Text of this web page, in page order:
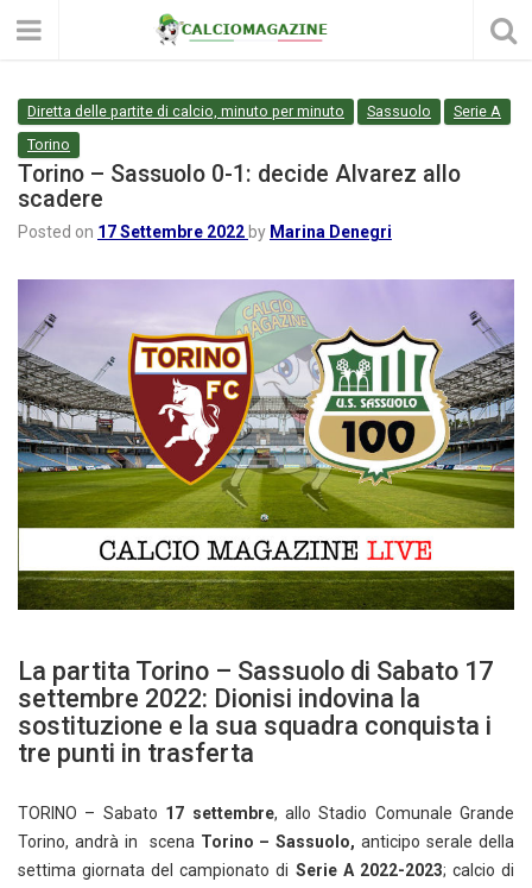
Diretta delle partite di calcio, minuto per minuto Sassuolo
Serie A
Torino
Torino – Sassuolo 0-1: decide Alvarez allo
scadere
Posted on 17 Settembre 2022 by Marina Denegri
La partita Torino – Sassuolo di Sabato 17
settembre 2022: Dionisi indovina la
sostituzione e la sua squadra conquista i
tre punti in trasferta
TORINO – Sabato 17 settembre, allo Stadio Comunale Grande
Torino, andrà in scenaTorino – Sassuolo,anticipo serale della
settima giornata del campionato di Serie A 2022-2023; calcio di